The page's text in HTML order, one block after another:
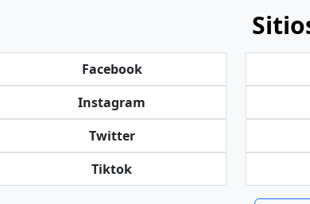
Facebook
Instagram
Twitter
Tiktok